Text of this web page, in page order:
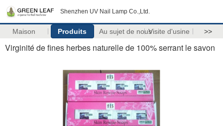
Shenzhen UV Nail Lamp Co.,Ltd.
Maison Produits Au sujet de nousVisite d'usine >>
Virginité de fines herbes naturelle de 100% serrant le savon